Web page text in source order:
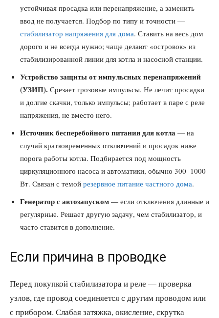
устойчивая просадка или перенапряжение, а заменить
ввод не получается. Подбор по типу и точности —
стабилизатор напряжения для дома. Ставить на весь дом
дорого и не всегда нужно; чаще делают «островок» из
стабилизированной линии для котла и насосной станции.
Устройство защиты от импульсных перенапряжений
(УЗИП). Срезает грозовые импульсы. Не лечит просадки
и долгие скачки, только импульсы; работает в паре с реле
напряжения, не вместо него.
Источник бесперебойного питания для котла — на
случай кратковременных отключений и просадок ниже
порога работы котла. Подбирается под мощность
циркуляционного насоса и автоматики, обычно 300–1000
Вт. Связан с темой резервное питание частного дома.
Генератор с автозапуском — если отключения длинные и
регулярные. Решает другую задачу, чем стабилизатор, и
часто ставится в дополнение.
Если причина в проводке
Перед покупкой стабилизатора и реле — проверка
узлов, где провод соединяется с другим проводом или
с прибором. Слабая затяжка, окисление, скрутка